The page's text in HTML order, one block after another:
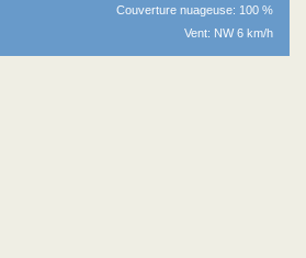
Couverture nuageuse: 100 %
Vent: NW 6 km/h